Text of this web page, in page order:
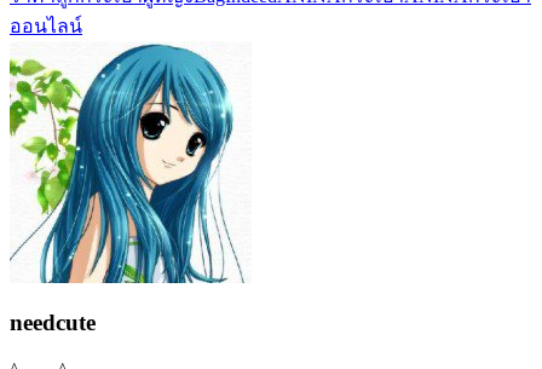
ออนไลน์
needcute